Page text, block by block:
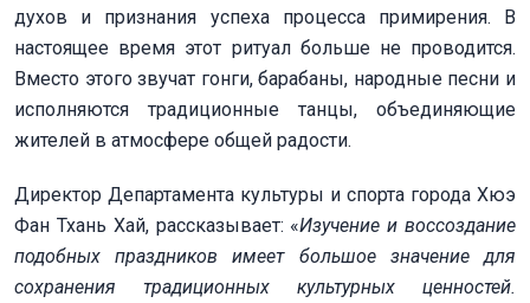
духов и признания успеха процесса примирения. В
настоящее время этот ритуал больше не проводится.
Вместо этого звучат гонги, барабаны, народные песни и
исполняются традиционные танцы, объединяющие
жителей в атмосфере общей радости.
Директор Департамента культуры и спорта города Хюэ
Фан Тхань Хай, рассказывает: «Изучение и воссоздание
подобных праздников имеет большое значение для
сохранения традиционных культурных ценностей.